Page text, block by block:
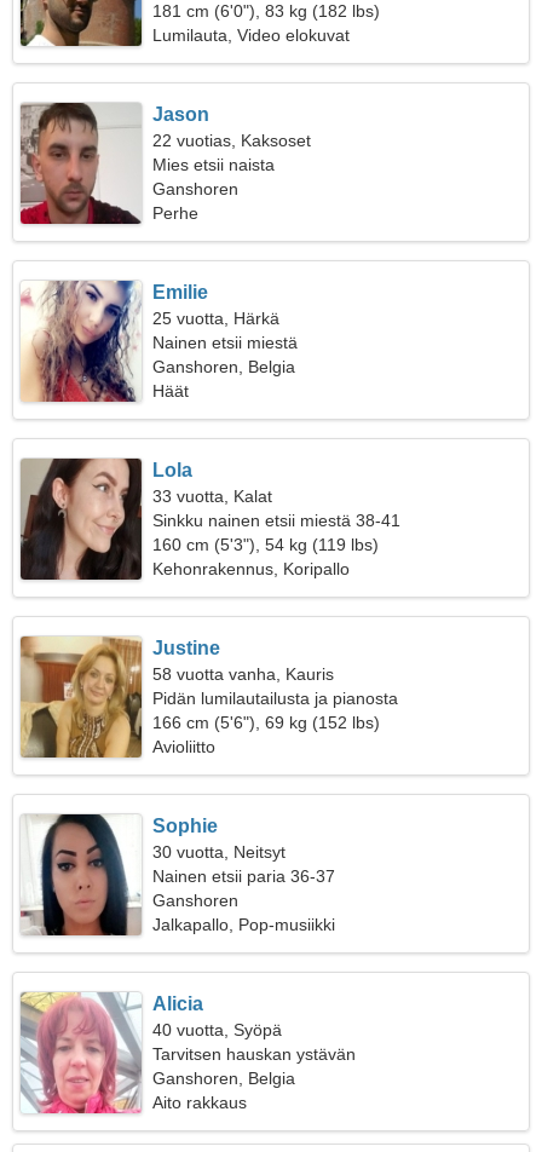
181 cm (6'0"), 83 kg (182 lbs)
Lumilauta, Video elokuvat
Jason
22 vuotias, Kaksoset
Mies etsii naista
Ganshoren
Perhe
Emilie
25 vuotta, Härkä
Nainen etsii miestä
Ganshoren, Belgia
Häät
Lola
33 vuotta, Kalat
Sinkku nainen etsii miestä 38-41
160 cm (5'3"), 54 kg (119 lbs)
Kehonrakennus, Koripallo
Justine
58 vuotta vanha, Kauris
Pidän lumilautailusta ja pianosta
166 cm (5'6"), 69 kg (152 lbs)
Avioliitto
Sophie
30 vuotta, Neitsyt
Nainen etsii paria 36-37
Ganshoren
Jalkapallo, Pop-musiikki
Alicia
40 vuotta, Syöpä
Tarvitsen hauskan ystävän
Ganshoren, Belgia
Aito rakkaus